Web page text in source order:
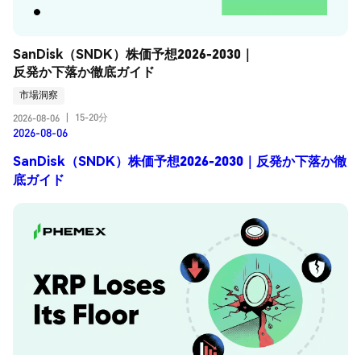
SanDisk（SNDK）株価予想2026-2030｜
反発か下落か徹底ガイド
市場洞察
2026-08-06
15-20分
2026-08-06
SanDisk（SNDK）株価予想2026-2030｜反発か下落か徹
底ガイド